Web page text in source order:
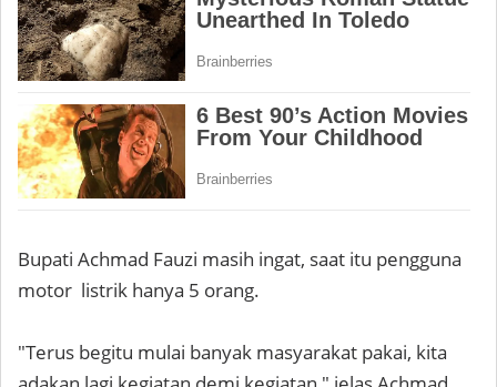
Bupati Achmad Fauzi masih ingat, saat itu pengguna
motor listrik hanya 5 orang.
"Terus begitu mulai banyak masyarakat pakai, kita